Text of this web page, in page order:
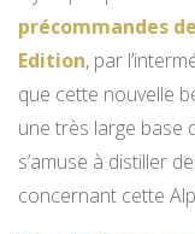
précommandes
Edition, par
que cette nouvelle
une très large base
s’amuse à distiller
concernant cette